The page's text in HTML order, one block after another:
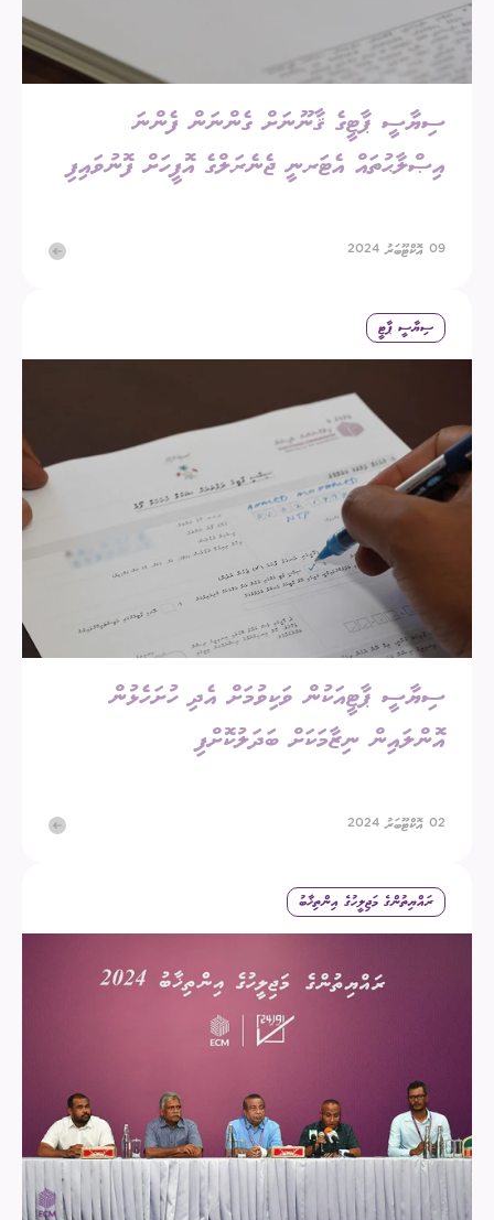
ސިޔާސީ ޕާޓީގެ ޤާނޫނަށް ގެންނަން ފެންނަ
އިޞްލާޙުތައް އެޓަރނީ ޖެނެރަލްގެ އޮފީހަށް ފޮނުވައިފި
09 އޮކްޓޫބަރު 2024
ސިޔާސީ ޕާޓީ
ސިޔާސީ ޕާޓީއަކުން ވަކިވުމަށް އެދި ހުށަހެޅުން
އޮންލައިން ނިޒާމަކަށް ބަދަލުކޮށްފި
02 އޮކްޓޫބަރު 2024
ރައްޔިތުންގެ މަޖިލީހުގެ އިންތިޚާބު